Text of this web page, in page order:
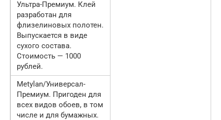
Ультра-Премиум. Клей
разработан для
флизелиновых полотен.
Выпускается в виде
сухого состава.
Стоимость — 1000
рублей.
Metylan/Универсал-
Премиум. Пригоден для
всех видов обоев, в том
числе и для бумажных.